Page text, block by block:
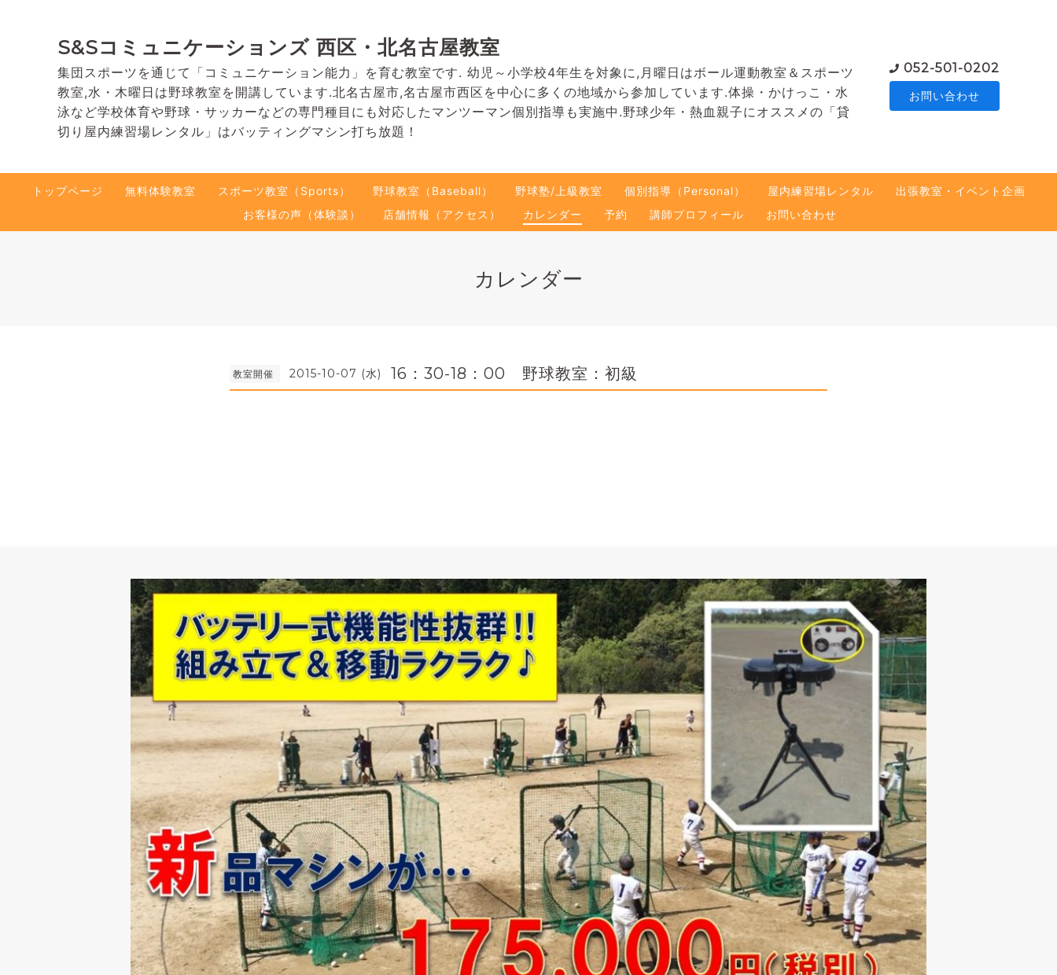
S&Sコミュニケーションズ 西区・北名古屋教室
集団スポーツを通じて「コミュニケーション能力」を育む教室です. 幼児～小学校4年生を対象に,月曜日はボール運動教室＆スポーツ
教室,水・木曜日は野球教室を開講しています.北名古屋市,名古屋市西区を中心に多くの地域から参加しています.体操・かけっこ・水
泳など学校体育や野球・サッカーなどの専門種目にも対応したマンツーマン個別指導も実施中.野球少年・熱血親子にオススメの「貸
切り屋内練習場レンタル」はバッティングマシン打ち放題！
052-501-0202
お問い合わせ
トップページ 無料体験教室 スポーツ教室（Sports） 野球教室（Baseball） 野球塾/上級教室 個別指導（Personal） 屋内練習場レンタル
出張教室・イベント企画
お客様の声（体験談）
店舗情報（アクセス） カレンダー 予約 講師プロフィール お問い合わせ
カレンダー
教室開催 2015-10-07 (水) 16：30-18：00 野球教室：初級